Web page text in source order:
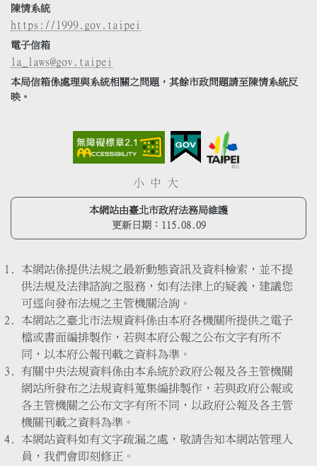
陳情系統
https://1999.gov.taipei
電子信箱
la_laws@gov.taipei
本局信箱係處理與系統相關之問題，其餘市政問題請至陳情系統反
映。
小 中 大
本網站由臺北市政府法務局維護
更新日期： 115.08.09
本網站係提供法規之最新動態資訊及資料檢索，並不提
供法規及法律諮詢之服務，如有法律上的疑義，建議您
可逕向發布法規之主管機關洽詢。
本網站之臺北市法規資料係由本府各機關所提供之電子
檔或書面編排製作，若與本府公報之公布文字有所不
同，以本府公報刊載之資料為準。
有關中央法規資料係由本系統於政府公報及各主管機關
網站所發布之法規資料蒐集編排製作，若與政府公報或
各主管機關之公布文字有所不同，以政府公報及各主管
機關刊載之資料為準。
本網站資料如有文字疏漏之處，敬請告知本網站管理人
員，我們會即刻修正。